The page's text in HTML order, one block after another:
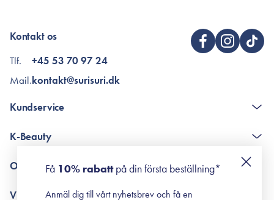
Kontakt os
Tlf.
Mail.
+45 53 70 97 24
kontakt@surisuri.dk
Kundservice
Poängshop - frågor och svar
K-Beauty
Retinol för nybörjare
Om Surisuri
Villkor
Få 10% rabattpå din första beställning*
Anmäl dig till vårt nyhetsbrev och få en